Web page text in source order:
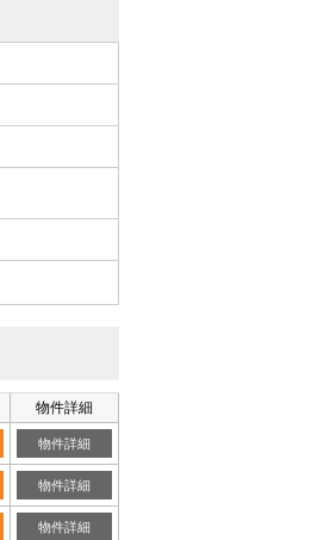
物件詳細
物件詳細
物件詳細
物件詳細